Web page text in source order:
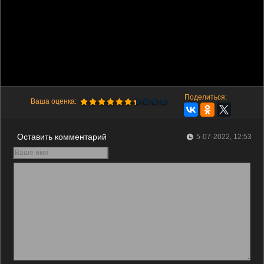
Ваша оценка: Поделиться:
Оставить комментарий 5-07-2022, 12:53